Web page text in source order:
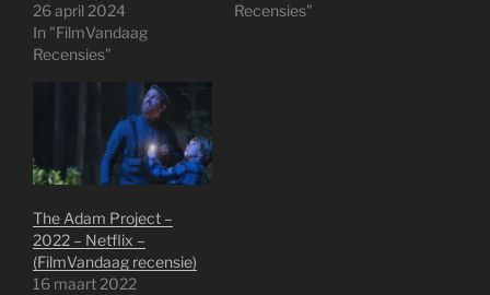
26 april 2024
In "FilmVandaag
Recensies"
Recensies"
The Adam Project –
2022 – Netflix –
(FilmVandaag recensie)
16 maart 2022